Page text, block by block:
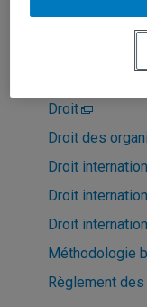
Domaines
Droit
Droit des
Droit
Droit
Droit
Méthodologie
Règlement